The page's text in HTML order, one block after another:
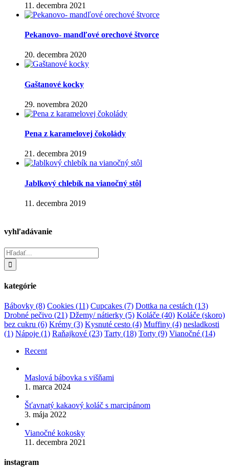
11. decembra 2021
Pekanovo- mandľové orechové štvorce
20. decembra 2020
Gaštanové kocky
29. novembra 2020
Pena z karamelovej čokolády
21. decembra 2019
Jablkový chlebík na vianočný stôl
11. decembra 2019
vyhľadávanie
Hľadať:
kategórie
Bábovky (8) Cookies (11) Cupcakes (7) Dottka na cestách (13)
Drobné pečivo (21) Džemy/ nátierky (5) Koláče (40) Koláče (skoro)
bez cukru (6) Krémy (3) Kysnuté cesto (4) Muffiny (4) nesladkosti
(1) Nápoje (1) Raňajkové (23) Tarty (18) Torty (9) Vianočné (14)
Recent
Maslová bábovka s višňami
1. marca 2024
Šťavnatý kakaový koláč s marcipánom
3. mája 2022
Vianočné kokosky
11. decembra 2021
instagram